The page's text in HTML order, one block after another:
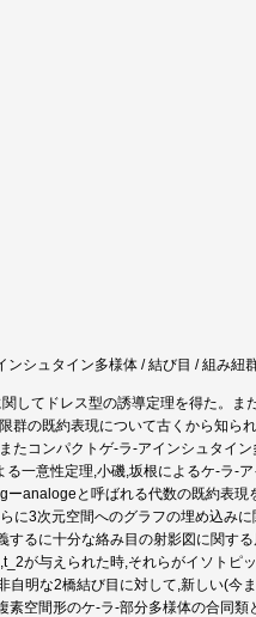
シュタイン多様体 / 結び目 / 組み
してドレス型の誘導定理を得た。ま
群の既約表現について古くから知ら
たコンパクトゲ-ラ-アインシュタイ
一意性定理,小磯,坂根によるケ-ラ-
analogeと呼ばれる代数の既約表
に3次元空間へのグラフの埋め込み
るに十分な絡み目の射影図に関す
が与えられた時,それらがイソトピ
明な2橋結び目に対して,新しい(今
空間形のケ-ラ-部分多様体の合同